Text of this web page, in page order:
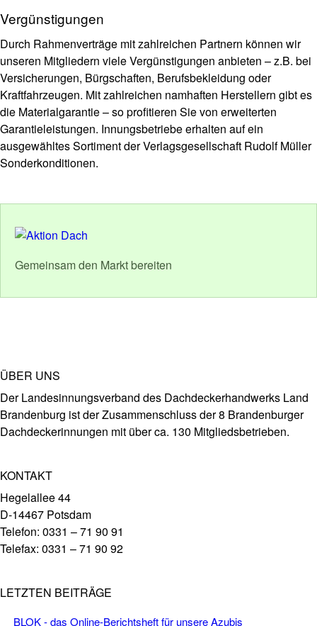
Vergünstigungen
Durch Rahmenverträge mit zahlreichen Partnern können wir
unseren Mitgliedern viele Vergünstigungen anbieten – z.B. bei
Versicherungen, Bürgschaften, Berufsbekleidung oder
Kraftfahrzeugen. Mit zahlreichen namhaften Herstellern gibt es
die Materialgarantie – so profitieren Sie von erweiterten
Garantieleistungen. Innungsbetriebe erhalten auf ein
ausgewähltes Sortiment der Verlagsgesellschaft Rudolf Müller
Sonderkonditionen.
Gemeinsam den Markt bereiten
ÜBER UNS
Der Landesinnungsverband des Dachdeckerhandwerks Land
Brandenburg ist der Zusammenschluss der 8 Brandenburger
Dachdeckerinnungen mit über ca. 130 Mitgliedsbetrieben.
KONTAKT
Hegelallee 44
D-14467 Potsdam
Telefon: 0331 – 71 90 91
Telefax: 0331 – 71 90 92
LETZTEN BEITRÄGE
BLOK - das Online-Berichtsheft für unsere Azubis